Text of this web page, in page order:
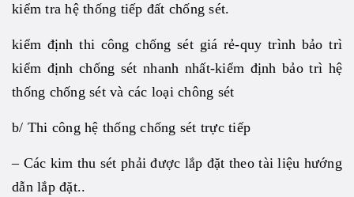
kiểm tra hệ thống tiếp đất chống sét.
kiểm định thi công chống sét giá rẻ-quy trình bảo trì
kiểm định chống sét nhanh nhất-kiểm định bảo trì hệ
thống chống sét và các loại chông sét
b/ Thi công hệ thống chống sét trực tiếp
– Các kim thu sét phải được lắp đặt theo tài liệu hướng
dẫn lắp đặt..